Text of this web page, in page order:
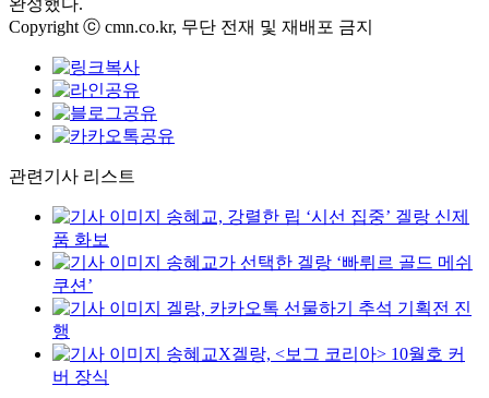
완성했다.
Copyright ⓒ cmn.co.kr, 무단 전재 및 재배포 금지
관련기사 리스트
송혜교, 강렬한 립 ‘시선 집중’ 겔랑 신제
품 화보
송혜교가 선택한 겔랑 ‘빠뤼르 골드 메쉬
쿠션’
겔랑, 카카오톡 선물하기 추석 기획전 진
행
송혜교X겔랑, <보그 코리아> 10월호 커
버 장식